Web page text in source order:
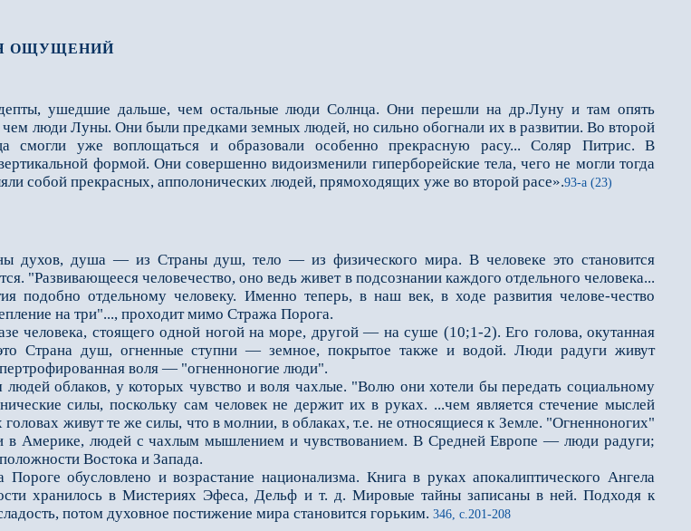
ОЩУЩЕНИЙ
ушедшие дальше, чем остальные люди Солнца. Они перешли на др.Луну и там опять
чем люди Луны. Они были предками земных людей, но сильно обогнали их в развитии. Во второй
смогли уже воплощаться и образовали особенно прекрасную расу... Соляр Питрис. В
формой. Они совершенно видоизменили гиперборейские тела, чего не могли тогда
собой прекрасных, апполонических людей, прямоходящих уже во второй расе».93-а (23)
духов, душа — из Страны душ, тело — из физического мира. В человеке это становится
"Развивающееся человечество, оно ведь живет в подсознании каждого отдельного человека...
подобно отдельному человеку. Именно теперь, в наш век, в ходе развития челове-чество
на три"..., проходит мимо Стража Порога.
человека, стоящего одной ногой на море, другой — на суше (10;1-2). Его голова, окутанная
Страна душ, огненные ступни — земное, покрытое также и водой. Люди радуги живут
воля — "огненноногие люди".
облаков, у которых чувство и воля чахлые. "Волю они хотели бы передать социальному
силы, поскольку сам человек не держит их в руках. ...чем является стечение мыслей
живут те же силы, что в молнии, в облаках, т.е. не относящиеся к Земле. "Огненноногих"
в Америке, людей с чахлым мышлением и чувствованием. В Средней Европе — люди радуги;
Востока и Запада.
обусловлено и возрастание национализма. Книга в руках апокалиптического Ангела
хранилось в Мистериях Эфеса, Дельф и т. д. Мировые тайны записаны в ней. Подходя к
потом духовное постижение мира становится горьким. 346, с.201-208